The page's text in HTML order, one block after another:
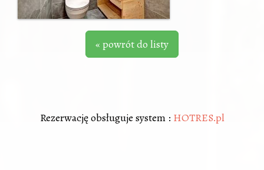
« powrót do listy
Rezerwację obsługuje system : HOTRES.pl